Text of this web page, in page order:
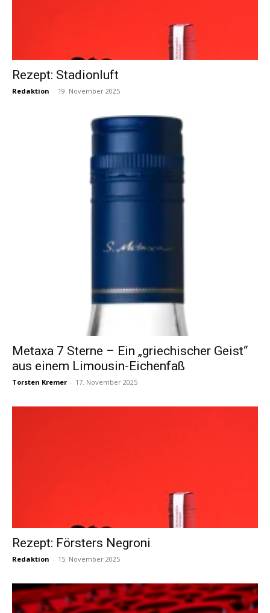
Rezept: Stadionluft
Redaktion - 19. November 2025
Metaxa 7 Sterne – Ein „griechischer Geist“
aus einem Limousin-Eichenfaß
Torsten Kremer - 17. November 2025
Rezept: Försters Negroni
Redaktion - 15. November 2025